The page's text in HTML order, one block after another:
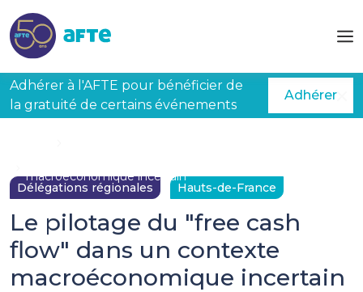
Adhérer à l'AFTE pour bénéficier de
la gratuité de certains événements
Adhérer
macroéconomique incertain
Délégations régionales Hauts-de-France
Le pilotage du "free cash
flow" dans un contexte
macroéconomique incertain